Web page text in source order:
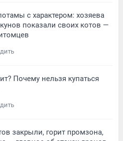
с характером: хозяева
показали своих котов —
Почему нельзя купаться
закрыли, горит промзона,